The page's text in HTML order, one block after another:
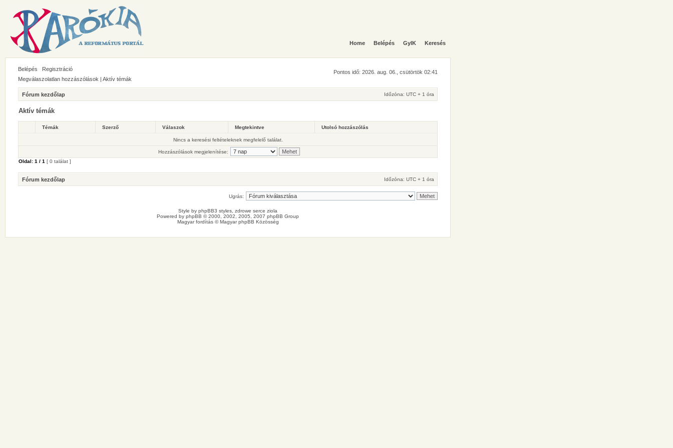
Home Belépés GyIK Keresés
Belépés Regisztráció
Pontos idő: 2026. aug. 06., csütörtök 02:41
Megválaszolatlan hozzászólások | Aktív témák
Fórum kezdőlap Időzóna: UTC + 1 óra
Aktív témák
Témák Szerző Válaszok Megtekintve Utolsó hozzászólás
Nincs a keresési feltételeknek megfelelő találat.
Hozzászólások megjelenítése:
Oldal: 1 / 1 [ 0 találat ]
Fórum kezdőlap Időzóna: UTC + 1 óra
Ugrás:
Style by phpBB3 styles , zdrowe serce ziola
Powered by phpBB © 2000, 2002, 2005, 2007 phpBB Group
Magyar fordítás ©Magyar phpBB Közösség